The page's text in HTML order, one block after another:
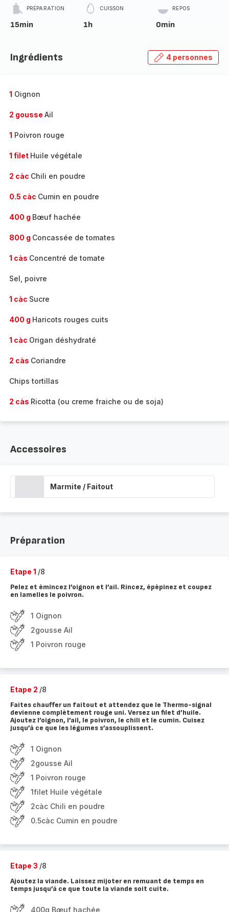
PRÉPARATION
15min
CUISSON
1h
REPOS
0min
Ingrédients 4 personnes
1 Oignon
2 gousse Ail
1 Poivron rouge
1 filet Huile végétale
2 càc Chili en poudre
0.5 càc Cumin en poudre
400 g Bœuf hachée
800 g Concassée de tomates
1 càs Concentré de tomate
Sel, poivre
1 càc Sucre
400 g Haricots rouges cuits
1 càc Origan déshydraté
2 càs Coriandre
Chips tortillas
2 càs Ricotta (ou creme fraiche ou de soja)
Accessoires
Marmite / Faitout
Préparation
Etape 1 /8
Pelez et émincez l’oignon et l’ail. Rincez, épépinez et coupez
en lamelles le poivron.
1 Oignon
2gousse Ail
1 Poivron rouge
Etape 2 /8
Faites chauffer un faitout et attendez que le Thermo-signal
devienne complètement rouge uni. Versez un filet d’huile.
Ajoutez l’oignon, l’ail, le poivron, le chili et le cumin. Cuisez
jusqu’à ce que les légumes s’assouplissent.
1 Oignon
2gousse Ail
1 Poivron rouge
1filet Huile végétale
2càc Chili en poudre
0.5càc Cumin en poudre
Etape 3 /8
Ajoutez la viande. Laissez mijoter en remuant de temps en
temps jusqu’à ce que toute la viande soit cuite.
400g Bœuf hachée